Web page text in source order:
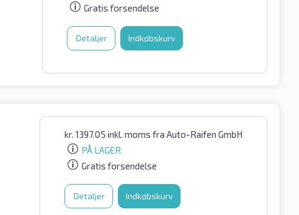
Gratis forsendelse
Detaljer Indkøbskurv
kr. 1397.05 inkl. moms fra Auto-Raifen GmbH
PÅ LAGER
Gratis forsendelse
Detaljer Indkøbskurv